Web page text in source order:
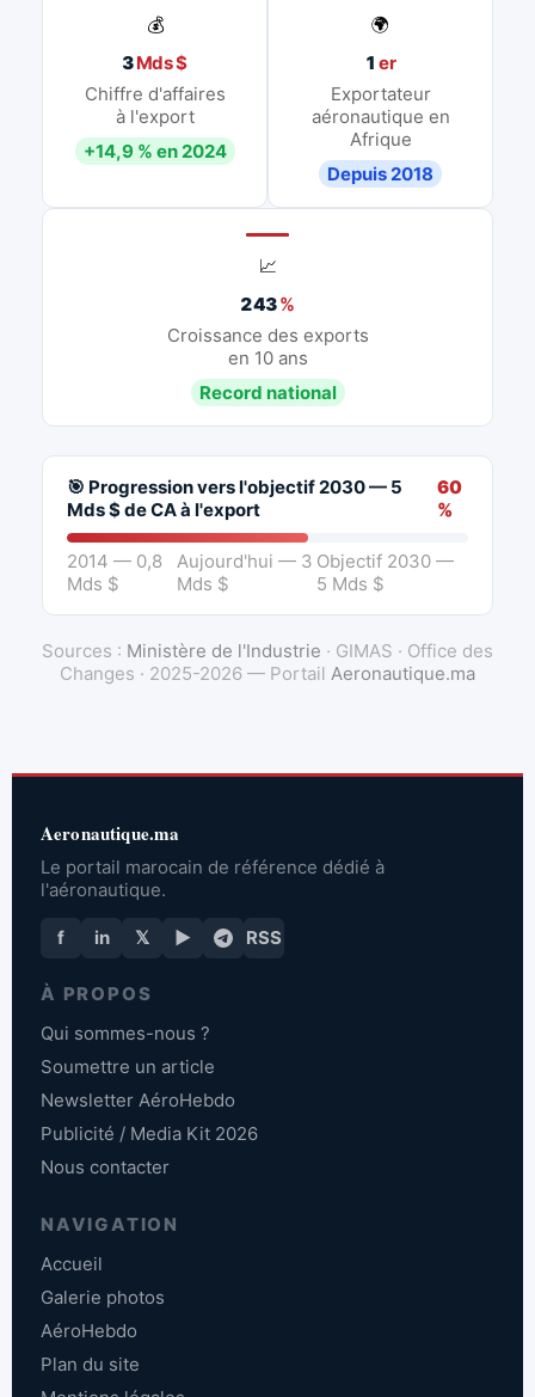
💰
3Mds $
Chiffre d'affaires
à l'export
+14,9 % en 2024
🌍
1 er
Exportateur
aéronautique en
Afrique
Depuis 2018
📈
243%
Croissance des exports
en 10 ans
Record national
🎯 Progression vers l'objectif 2030 — 5
Mds $ de CA à l'export
60
%
2014 — 0,8
Mds $
Aujourd'hui — 3
Mds $
Objectif 2030 —
5 Mds $
Sources : Ministère de l'Industrie · GIMAS · Office des
Changes · 2025-2026 — Portail Aeronautique.ma
Aeronautique.ma
Le portail marocain de référence dédié à
l'aéronautique.
f in 𝕏 ▶ RSS
À PROPOS
Qui sommes-nous ?
Soumettre un article
Newsletter AéroHebdo
Publicité / Media Kit 2026
Nous contacter
NAVIGATION
Accueil
Galerie photos
AéroHebdo
Plan du site